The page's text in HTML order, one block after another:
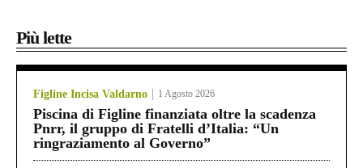
Più lette
Figline Incisa Valdarno 1 Agosto 2026
Piscina di Figline finanziata oltre la scadenza
Pnrr, il gruppo di Fratelli d’Italia: “Un
ringraziamento al Governo”